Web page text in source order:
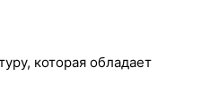
которая обладает